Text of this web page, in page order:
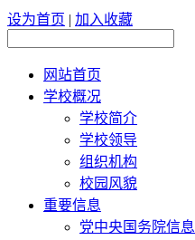
设为首页 | 加入收藏
网站首页
学校概况
学校简介
学校领导
组织机构
校园风貌
重要信息
党中央国务院信息